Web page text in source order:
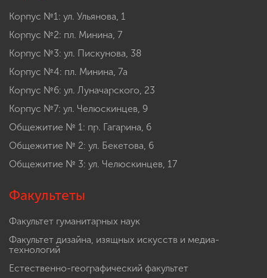
Корпус №1: ул. Ульянова, 1
Корпус №2: пл. Минина, 7
Корпус №3: ул. Пискунова, 38
Корпус №4: пл. Минина, 7а
Корпус №6: ул. Луначарского, 23
Корпус №7: ул. Челюскинцев, 9
Общежитие № 1: пр. Гагарина, 6
Общежитие № 2: ул. Бекетова, 6
Общежитие № 3: ул. Челюскинцев, 17
Факультеты
Факультет гуманитарных наук
Факультет дизайна, изящных искусств и медиа-
технологий
Естественно-географический факультет